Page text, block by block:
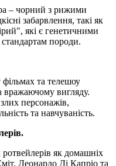
– чорний з рижими
забарвлення, такі як
які є генетичними
стандартам породи.
та телешоу
вражаючому вигляду.
персонажів,
та навчуваність.
як домашніх
Леонардо Ді Капріо та